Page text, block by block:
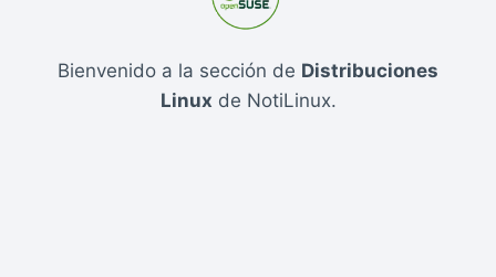
Bienvenido a la sección de Distribuciones
Linux de NotiLinux.